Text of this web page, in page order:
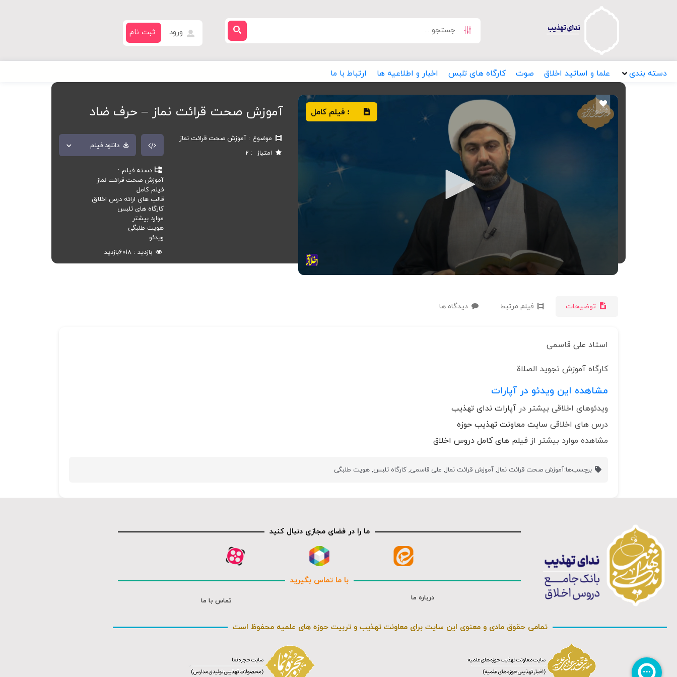
ورود ثبت نام
دسته بندی علما و اساتید اخلاق صوت کارگاه های تلبس اخبار و اطلاعیه ها ارتباط با ما
: فیلم کامل آموزش صحت قرائت نماز – حرف ضاد
موضوع
آموزش صحت قرائت نماز
امتیاز
2
دانلود فیلم
دسته فیلم
آموزش صحت قرائت نماز
فیلم کامل
قالب های ارائه درس اخلاق
کارگاه های تلبس
موارد بیشتر
هویت طلبگی
ویدئو
بازدید
6018بازدید
توضیحات فیلم مرتبط دیدگاه ها
استاد علی قاسمی
کارگاه آموزش تجوید الصلاة
مشاهده این ویدئو در آپارات
ویدئوهای اخلاقی بیشتر در آپارات ندای تهذیب
درس های اخلاقی سایت معاونت تهذیب حوزه
مشاهده موارد بیشتر از فیلم های کامل دروس اخلاق
برچسب‌ها:آموزش صحت قرائت نماز, آموزش قرائت نماز, علی قاسمی,کارگاه تلبس,هویت طلبگی
ما را در فضای مجازی دنبال کنید
با ما تماس بگیرید
درباره ما تماس با ما
تمامی حقوق مادی و معنوی این سایت برای معاونت تهذیب و تربیت حوزه های علمیه محفوظ است